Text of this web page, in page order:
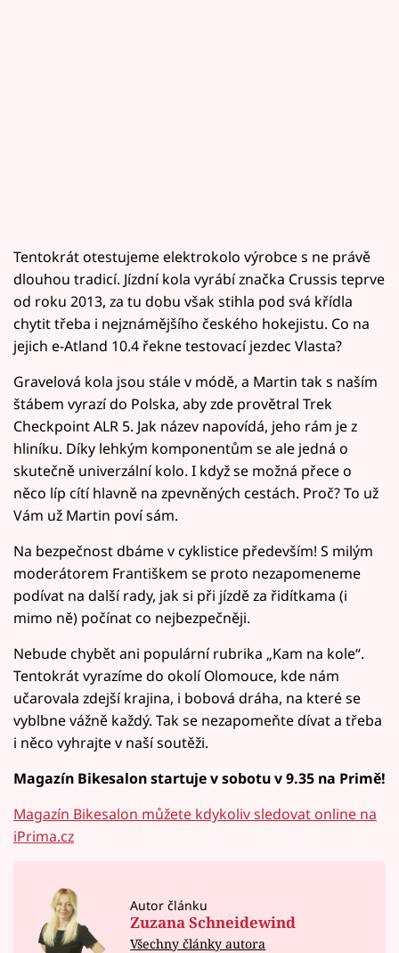
Tentokrát otestujeme elektrokolo výrobce s ne právě
dlouhou tradicí. Jízdní kola vyrábí značka Crussis teprve
od roku 2013, za tu dobu však stihla pod svá křídla
chytit třeba i nejznámějšího českého hokejistu. Co na
jejich e-Atland 10.4 řekne testovací jezdec Vlasta?
Gravelová kola jsou stále v módě, a Martin tak s naším
štábem vyrazí do Polska, aby zde provětral Trek
Checkpoint ALR 5. Jak název napovídá, jeho rám je z
hliníku. Díky lehkým komponentům se ale jedná o
skutečně univerzální kolo. I když se možná přece o
něco líp cítí hlavně na zpevněných cestách. Proč? To už
Vám už Martin poví sám.
Na bezpečnost dbáme v cyklistice především! S milým
moderátorem Františkem se proto nezapomeneme
podívat na další rady, jak si při jízdě za řidítkama (i
mimo ně) počínat co nejbezpečněji.
Nebude chybět ani populární rubrika „Kam na kole“.
Tentokrát vyrazíme do okolí Olomouce, kde nám
učarovala zdejší krajina, i bobová dráha, na které se
vyblbne vážně každý. Tak se nezapomeňte dívat a třeba
i něco vyhrajte v naší soutěži.
Magazín Bikesalon startuje v sobotu v 9.35 na Primě!
Magazín Bikesalon můžete kdykoliv sledovat online na
iPrima.cz
Autor článku
Zuzana Schneidewind
Všechny články autora